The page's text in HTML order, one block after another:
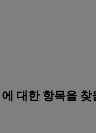
에 대한 항목을